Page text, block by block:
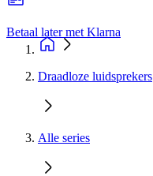
Betaal later met Klarna
Draadloze luidsprekers
Alle series